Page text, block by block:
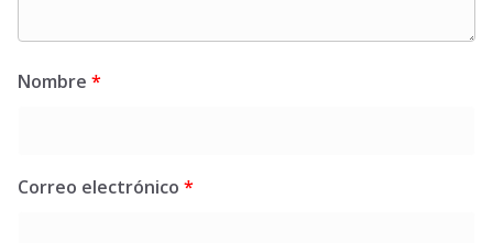
Nombre *
Correo electrónico *